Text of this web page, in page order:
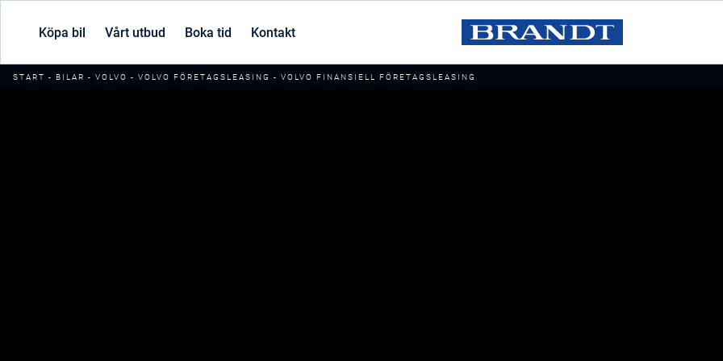
Köpa bil Vårt utbud Boka tid Kontakt
START - BILAR - VOLVO - VOLVO FÖRETAGSLEASING - VOLVO FINANSIELL FÖRETAGSLEASING